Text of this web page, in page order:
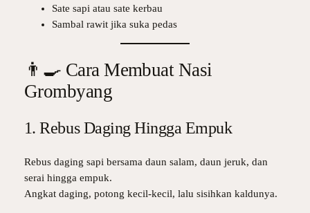
Sate sapi atau sate kerbau
Sambal rawit jika suka pedas
👨‍🍳 Cara Membuat Nasi
Grombyang
1. Rebus Daging Hingga Empuk
Rebus daging sapi bersama daun salam, daun jeruk, dan
serai hingga empuk.
Angkat daging, potong kecil-kecil, lalu sisihkan kaldunya.